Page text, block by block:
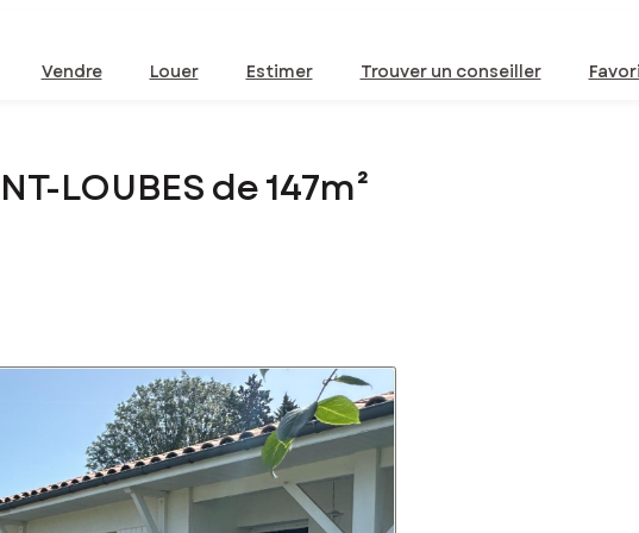
Vendre Louer Estimer Trouver un conseiller
LOUBES de 147m²